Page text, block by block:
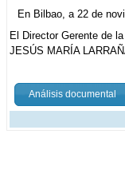
En Bilbao, a 22 de
El Director Gerente de
JESÚS MARÍA
Análisis documental